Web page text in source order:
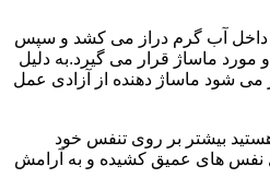
داخل آب گرم دراز می کشد و سپس
ماساژ قرار می گیرد.به دلیل
می شود ماساژ دهنده از آزادی عمل
بیشتر بر روی تنفس خود
نفس های عمیق کشیده و به آرامش